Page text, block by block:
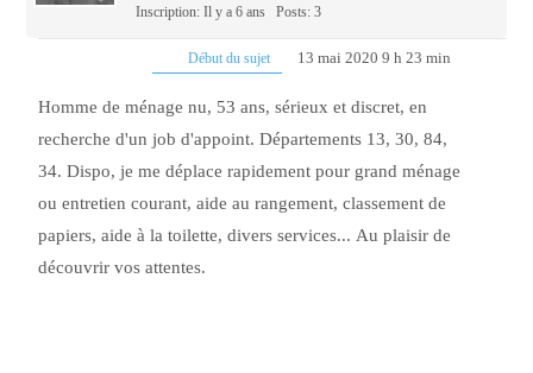
Inscription: Il y a 6 ans Posts: 3
Début du sujet 13 mai 2020 9 h 23 min
Homme de ménage nu, 53 ans, sérieux et discret, en
recherche d'un job d'appoint. Départements 13, 30, 84,
34. Dispo, je me déplace rapidement pour grand ménage
ou entretien courant, aide au rangement, classement de
papiers, aide à la toilette, divers services... Au plaisir de
découvrir vos attentes.